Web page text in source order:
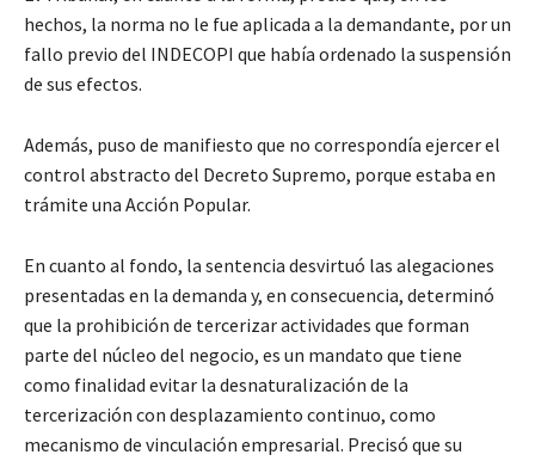
hechos, la norma no le fue aplicada a la demandante, por un
fallo previo del INDECOPI que había ordenado la suspensión
de sus efectos.
Además, puso de manifiesto que no correspondía ejercer el
control abstracto del Decreto Supremo, porque estaba en
trámite una Acción Popular.
En cuanto al fondo, la sentencia desvirtuó las alegaciones
presentadas en la demanda y, en consecuencia, determinó
que la prohibición de tercerizar actividades que forman
parte del núcleo del negocio, es un mandato que tiene
como finalidad evitar la desnaturalización de la
tercerización con desplazamiento continuo, como
mecanismo de vinculación empresarial. Precisó que su